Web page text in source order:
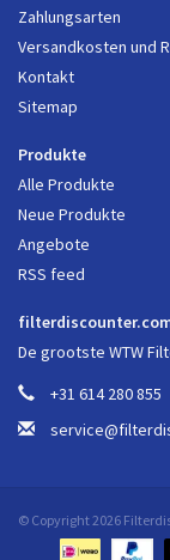
Zahlungsarten
Versandkosten und
Kontakt
Sitemap
Produkte
Alle Produkte
Neue Produkte
Angebote
RSS feed
De grootste WTW
+31 614 280 855
© Copyright 2026